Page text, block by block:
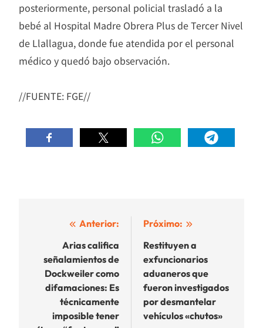
posteriormente, personal policial trasladó a la
bebé al Hospital Madre Obrera Plus de Tercer Nivel
de Llallagua, donde fue atendida por el personal
médico y quedó bajo observación.
//FUENTE: FGE//
Navegación
entradas
Anterior:
Arias califica
señalamientos de
Dockweiler como
difamaciones: Es
técnicamente
imposible tener
Próximo:
Restituyen a
exfuncionarios
aduaneros que
fueron investigados
por desmantelar
vehículos «chutos»